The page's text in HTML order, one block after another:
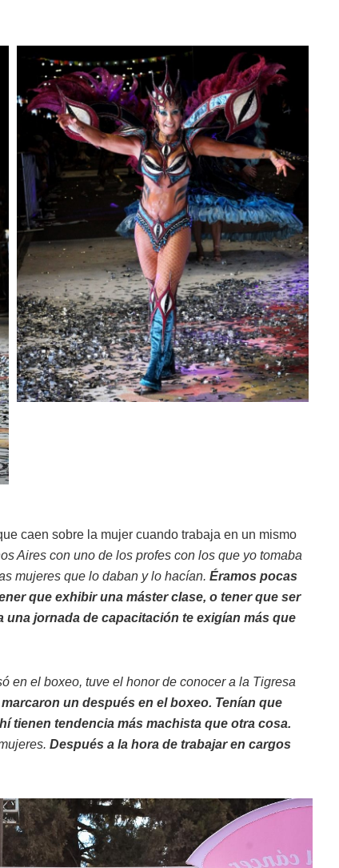
caen sobre la mujer cuando trabaja en un mismo
Aires con uno de los profes con los que yo tomaba
mujeres que lo daban y lo hacían. Éramos pocas
que exhibir una máster clase, o tener que ser
jornada de capacitación te exigían más que
en el boxeo, tuve el honor de conocer a la Tigresa
un después en el boxeo. Tenían que
tienen tendencia más machista que otra cosa.
Después a la hora de trabajar en cargos